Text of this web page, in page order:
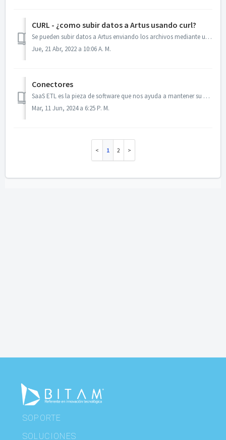
CURL - ¿como subir datos a Artus usando curl?
Se pueden subir datos a Artus enviando los archivos mediante una petición de CURL. Curl no es otra cosa que una herramienta que permite hacer peticiones htt...
Jue, 21 Abr, 2022 a 10:06 A. M.
Conectores
SaaS ETL es la pieza de software que nos ayuda a mantener su espacio de datos en la nube de BITAM actualizado y en línea con sus datos. Es el motor ETL SaaS...
Mar, 11 Jun, 2024 a 6:25 P. M.
1 2